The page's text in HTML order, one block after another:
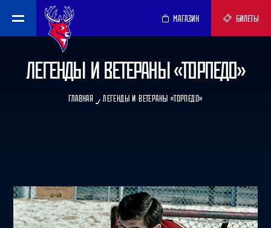
МАГАЗИН БИЛЕТЫ
ЛЕГЕНДЫ И ВЕТЕРАНЫ «ТОРПЕДО»
ГЛАВНАЯ ЛЕГЕНДЫ И ВЕТЕРАНЫ «ТОРПЕДО»